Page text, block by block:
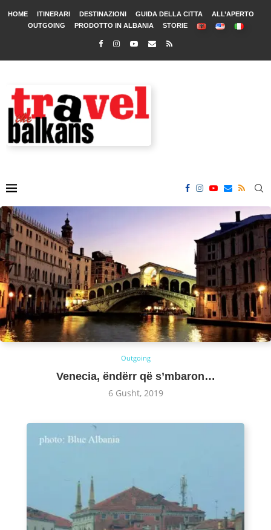
HOME ITINERARI DESTINAZIONI GUIDA DELLA CITTA
ALL’APERTO
OUTGOING
PRODOTTO IN ALBANIA STORIE
Outgoing
Venecia, ëndërr që s’mbaron…
6 Gusht, 2019